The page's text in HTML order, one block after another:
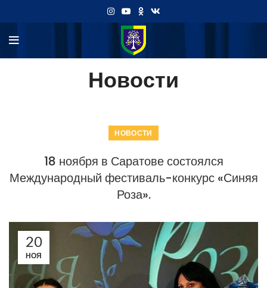
Новости
НОВОСТИ
18 ноября в Саратове состоялся
Международный фестиваль-конкурс «Синяя
Роза».
20
НОЯ